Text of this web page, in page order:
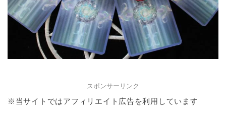
スポンサーリンク
※当サイトではアフィリエイト広告を利用しています